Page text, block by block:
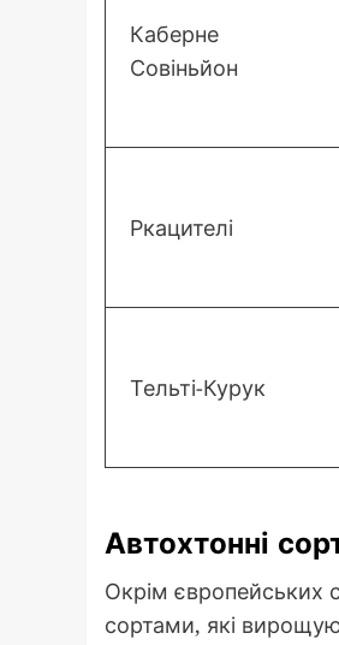
Каберне
Совіньйон
Ркацителі
Тельті-Курук
Автохтонні
Окрім європейських
сортами, які